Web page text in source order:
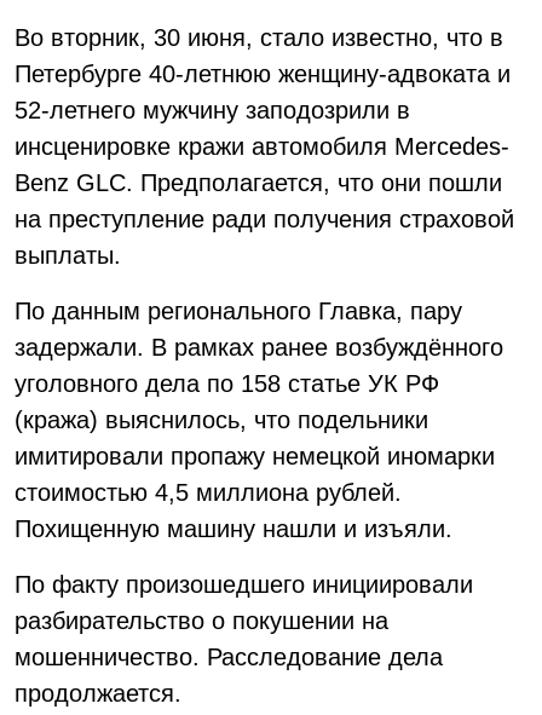
Во вторник, 30 июня, стало известно, что в
Петербурге 40-летнюю женщину-адвоката и
52-летнего мужчину заподозрили в
инсценировке кражи автомобиля Mercedes-
Benz GLC. Предполагается, что они пошли
на преступление ради получения страховой
выплаты.
По данным регионального Главка, пару
задержали. В рамках ранее возбуждённого
уголовного дела по 158 статье УК РФ
(кража) выяснилось, что подельники
имитировали пропажу немецкой иномарки
стоимостью 4,5 миллиона рублей.
Похищенную машину нашли и изъяли.
По факту произошедшего инициировали
разбирательство о покушении на
мошенничество. Расследование дела
продолжается.